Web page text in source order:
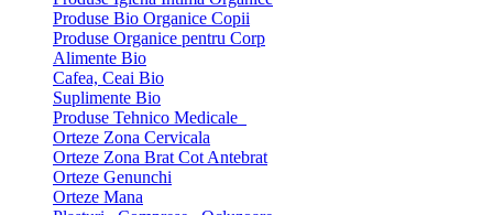
Produse Bio Organice Copii
Produse Organice pentru Corp
Alimente Bio
Cafea, Ceai Bio
Suplimente Bio
Produse Tehnico Medicale
Orteze Zona Cervicala
Orteze Zona Brat Cot Antebrat
Orteze Genunchi
Orteze Mana